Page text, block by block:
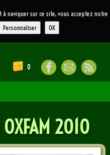
naviguer sur ce site, vous acceptez notre
Personnaliser OK
0
OXFAM 2010